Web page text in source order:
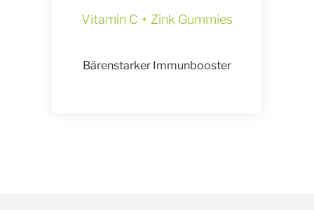
Vitamin C + Zink Gummies
Bärenstarker Immunbooster